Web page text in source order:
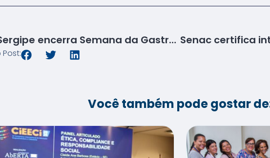
Senac Sergipe encerra Semana da Gastronomia com almoço no Senado Federal
Você também pode gostar